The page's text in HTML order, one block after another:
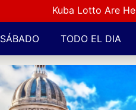
Kuba Lotto Are Here
SÁBADO TODO EL DIA